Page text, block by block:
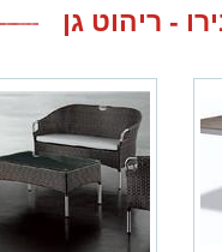
- ריהוט גן